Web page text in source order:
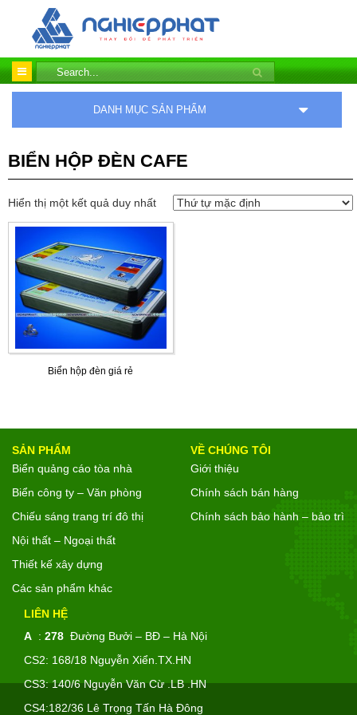
DANH MỤC SẢN PHẨM
BIỂN HỘP ĐÈN CAFE
Hiển thị một kết quả duy nhất
Biển hộp đèn giá rẻ
SẢN PHẨM
Biển quảng cáo tòa nhà
Biển công ty – Văn phòng
Chiếu sáng trang trí đô thị
Nội thất – Ngoại thất
Thiết kế xây dựng
Các sản phẩm khác
VỀ CHÚNG TÔI
Giới thiệu
Chính sách bán hàng
Chính sách bảo hành – bảo trì
LIÊN HỆ
A : 278 Đường Bưởi – BĐ – Hà Nội
CS2: 168/18 Nguyễn Xiển.TX.HN
CS3: 140/6 Nguyễn Văn Cừ .LB .HN
CS4:182/36 Lê Trọng Tấn Hà Đông